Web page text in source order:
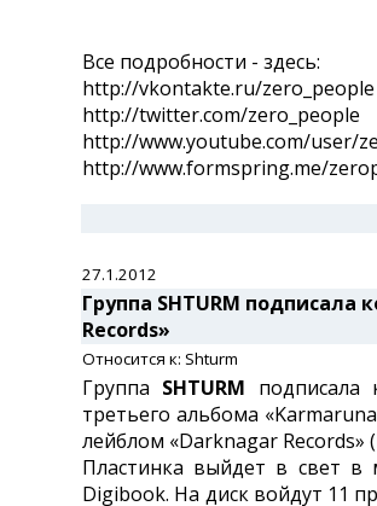
Все подробности - здесь:
http://vkontakte.ru/zero_people
http://twitter.com/zero_people
http://www.youtube.com/user/
http://www.formspring.me/
27.1.2012
Группа SHTURM подписала
Records»
Относится к: Shturm
Группа SHTURM подписала
третьего альбома
лейблом «Darknagar
Пластинка выйдет в свет
Digibook. На диск войдут 11